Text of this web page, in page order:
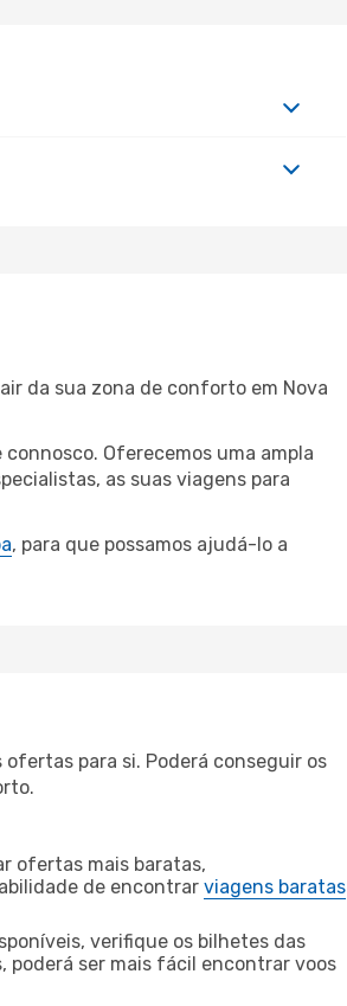
da sua zona de conforto em Nova
Oferecemos uma ampla
as suas viagens para
, para que possamos ajudá-lo a
ofertas para si. Poderá conseguir os
ofertas mais baratas,
de encontrar viagens baratas
verifique os bilhetes das
poderá ser mais fácil encontrar voos